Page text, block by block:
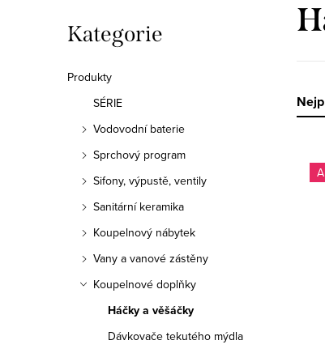
o
s
n
n
Přeskočit
kategorie
Kategorie
Produkty
SÉRIE
Vodovodní baterie
Sprchový program
Sifony, výpustě, ventily
Sanitární keramika
Koupelnový nábytek
Vany a vanové zástěny
Koupelnové doplňky
Háčky a věšáčky
Dávkovače tekutého mýdla
Ř
V